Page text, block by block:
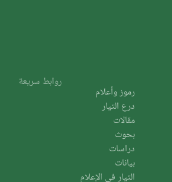
روابط سريعة
رموز وأعلام
درع التيار
مقالات
بحوث
دراسات
بيانات
التيار في الإعلام